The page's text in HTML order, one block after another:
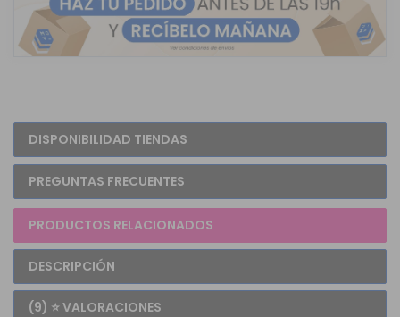
DISPONIBILIDAD TIENDAS
PREGUNTAS FRECUENTES
PRODUCTOS RELACIONADOS
DESCRIPCIÓN
(9) ⭐ VALORACIONES